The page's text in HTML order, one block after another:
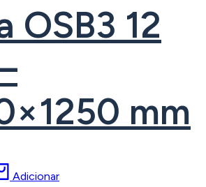
OSB3 12
mm
Adicionar